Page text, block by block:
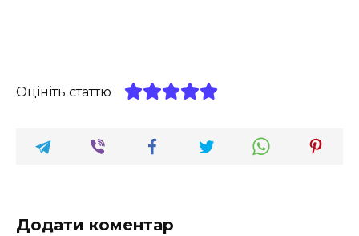
Оцініть статтю
Додати коментар